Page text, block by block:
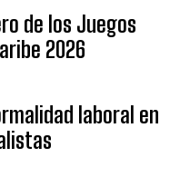
de los Juegos
2026
laboral en